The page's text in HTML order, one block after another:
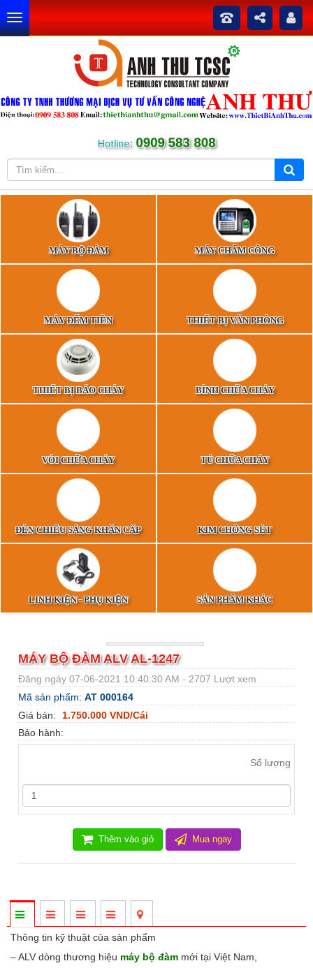
Hotline: 0909 583 808
MÁY BỘ ĐÀM MÁY CHẤM CÔNG
MÁY ĐẾM TIỀN THIẾT BỊ VĂN PHÒNG
THIẾT BỊ BÁO CHÁY BÌNH CHỮA CHÁY
VÒI CHỮA CHÁY TỦ CHỮA CHÁY
ĐÈN CHIẾU SÁNG KHẨN CẤP KIM CHỐNG SÉT
LINH KIỆN - PHỤ KIỆN SẢN PHẨM KHÁC
MÁY BỘ ĐÀM ALV AL-1247
Đăng ngày 07-06-2021 10:40:30 AM - 2707 Lượt xem
Mã sản phẩm: AT 000164
Giá bán:
1.750.000 VND/Cái
Bảo hành:
Số lượng
Thêm vào giỏ Mua ngay
Thông tin kỹ thuật của sản phẩm
– ALV dòng thương hiệu máy bộ đàm mới tại Việt Nam,